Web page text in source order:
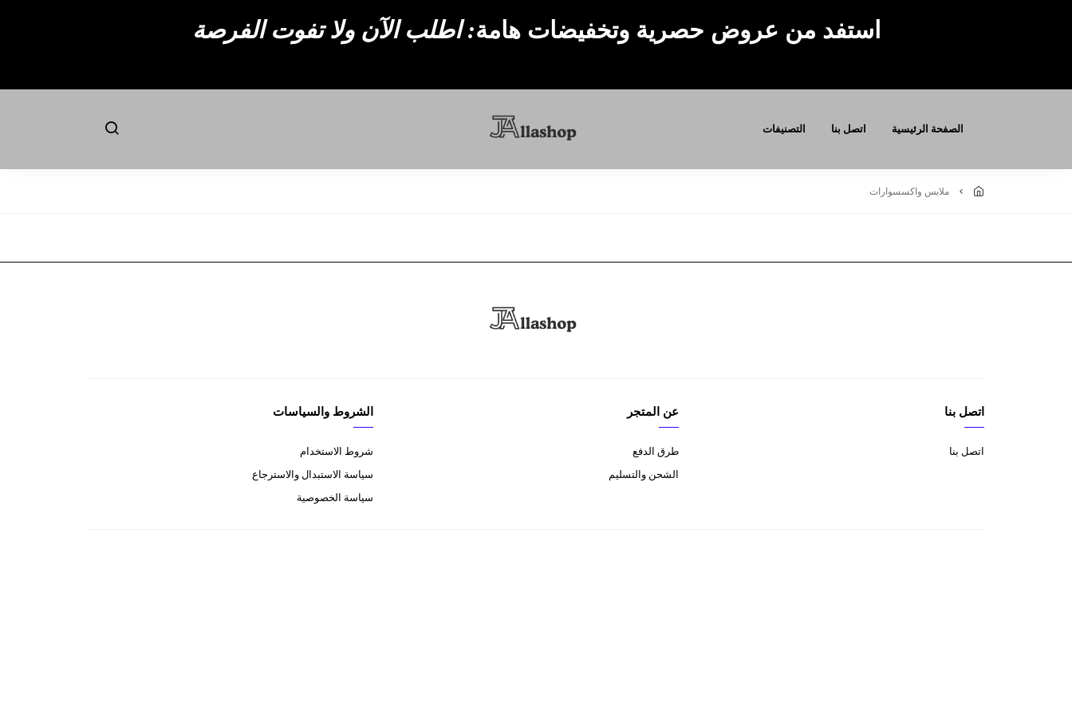
استفد من عروض حصرية وتخفيضات هامة: اطلب الآن ولا تفوت الفرصة
الصفحة الرئيسية اتصل بنا التصنيفات
ملابس واكسسوارات
اتصل بنا
اتصل بنا
عن المتجر
طرق الدفع
الشحن والتسليم
الشروط والسياسات
شروط الاستخدام
سياسة الاستبدال والاسترجاع
سياسة الخصوصية